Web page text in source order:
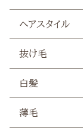
ヘアスタイル
抜け毛
白髪
薄毛